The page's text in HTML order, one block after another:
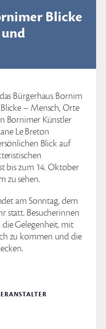
Blicke
Bürgerhaus Bornim
– Mensch, Orte
Bornimer Künstler
Le Breton
Blick auf
bis zum 14. Oktober
zu sehen.
am Sonntag, dem
statt. Besucherinnen
Gelegenheit, mit
zu kommen und die